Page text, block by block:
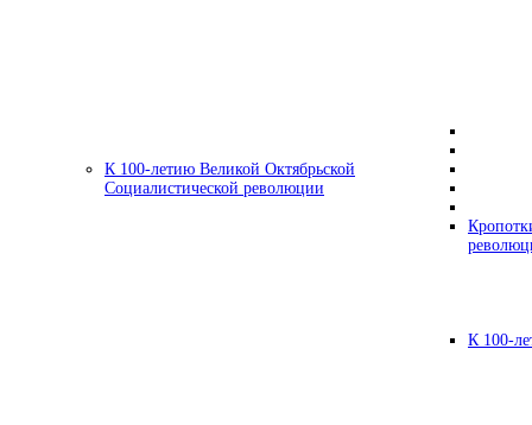
К 100-летию Великой Октябрьской
Социалистической революции
К 100-